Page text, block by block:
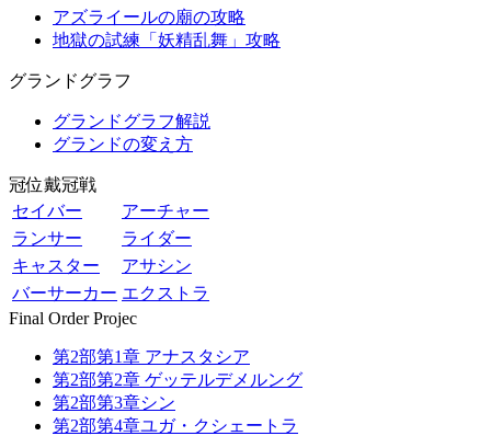
アズライールの廟の攻略
地獄の試練「妖精乱舞」攻略
グランドグラフ
グランドグラフ解説
グランドの変え方
冠位戴冠戦
セイバー
アーチャー
ランサー
ライダー
キャスター
アサシン
バーサーカー エクストラ
Final Order Projec
第2部第1章 アナスタシア
第2部第2章 ゲッテルデメルング
第2部第3章シン
第2部第4章ユガ・クシェートラ